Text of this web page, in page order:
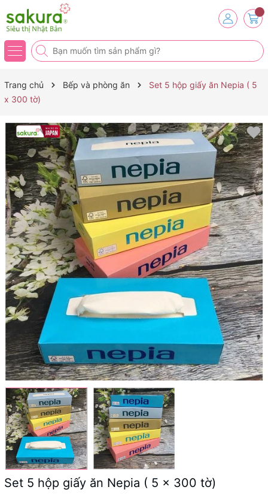
Trang chủ Bếp và phòng ăn
Set 5 hộp giấy ăn Nepia ( 5
x 300 tờ)
Set 5 hộp giấy ăn Nepia ( 5 x 300 tờ)